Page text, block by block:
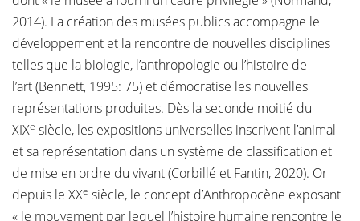
2014). La création des musées publics accompagne le
développement et la rencontre de nouvelles disciplines
telles que la biologie, l’anthropologie ou l’histoire de
l’art (Bennett, 1995: 75) et démocratise les nouvelles
représentations produites. Dès la seconde moitié du
XIXe siècle, les expositions universelles inscrivent l’animal
et sa représentation dans un système de classification et
de mise en ordre du vivant (Corbillé et Fantin, 2020). Or
depuis le XXe siècle, le concept d’Anthropocène exposant
« le mouvement par lequel l’histoire humaine rencontre le